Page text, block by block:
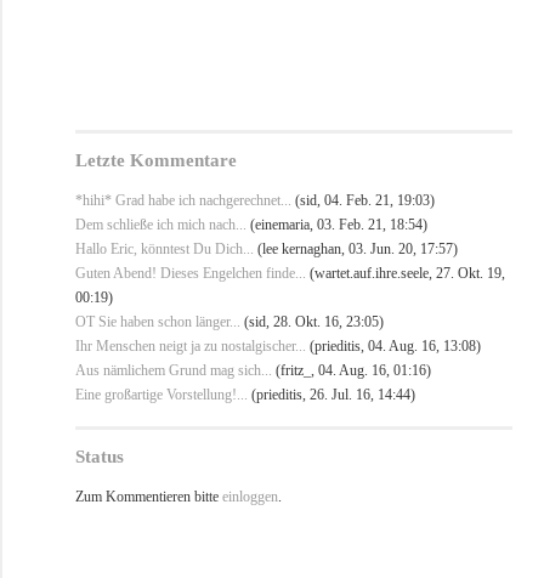
Letzte Kommentare
*hihi* Grad habe ich nachgerechnet... (sid, 04. Feb. 21, 19:03)
Dem schließe ich mich nach... (einemaria, 03. Feb. 21, 18:54)
Hallo Eric, könntest Du Dich... (lee kernaghan, 03. Jun. 20, 17:57)
Guten Abend! Dieses Engelchen finde... (wartet.auf.ihre.seele, 27. Okt. 19,
00:19)
OT Sie haben schon länger... (sid, 28. Okt. 16, 23:05)
Ihr Menschen neigt ja zu nostalgischer... (prieditis, 04. Aug. 16, 13:08)
Aus nämlichem Grund mag sich... (fritz_, 04. Aug. 16, 01:16)
Eine großartige Vorstellung!... (prieditis, 26. Jul. 16, 14:44)
Status
Zum Kommentieren bitte einloggen.